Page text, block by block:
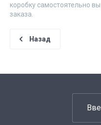
коробку самостоятельно
заказа.
Назад